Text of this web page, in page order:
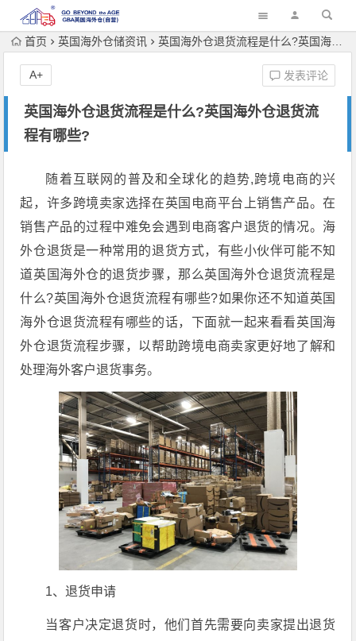
首页 英国海外仓储资讯 英国海外仓退货流程是什么?英国海外仓退货流程有哪些?
英国海外仓退货流程是什么?英国海外仓退货流
程有哪些?
发表评论
A+
随着互联网的普及和全球化的趋势,跨境电商的兴
起，许多跨境卖家选择在英国电商平台上销售产品。在
销售产品的过程中难免会遇到电商客户退货的情况。海
外仓退货是一种常用的退货方式，有些小伙伴可能不知
道英国海外仓的退货步骤，那么英国海外仓退货流程是
什么?英国海外仓退货流程有哪些?如果你还不知道英国
海外仓退货流程有哪些的话，下面就一起来看看英国海
外仓退货流程步骤，以帮助跨境电商卖家更好地了解和
处理海外客户退货事务。
1、退货申请
当客户决定退货时，他们首先需要向卖家提出退货